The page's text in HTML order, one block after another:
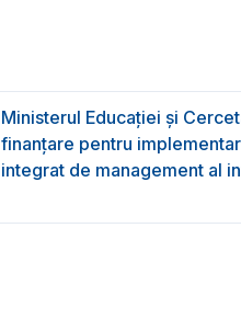
Ministerul Educației și
finanțare pentru
integrat de management al